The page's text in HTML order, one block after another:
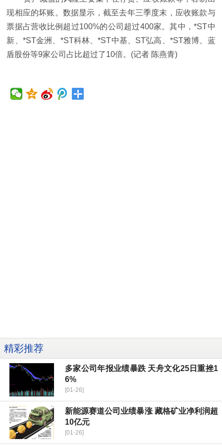
现相应的坏账。数据显示，截至去年三季度末，应收账款与
票据占营收比例超过100%的公司超过400家。其中，*ST中
新、*ST金洲、*ST科林、*ST中基、ST弘高、*ST雅博、蓝
盾股份等9家公司占比超过了10倍。(记者 陈燕青)
精彩推荐
多家公司年报业绩暴跌 天舟文化25日重挫1
6%
[01-26]
新能源赛道公司业绩暴涨 藏格矿业净利润超
10亿元
[01-26]